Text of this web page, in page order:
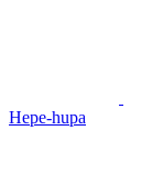
Hepe-hupa